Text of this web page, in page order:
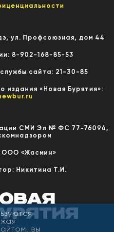
ул. Профсоюзная, дом 44
8-902-168-85-53
сайта: 21-30-85
издания «Новая Бурятия»:
СМИ Эл № ФС 77-76094,
ООО «Жасмин»
Никитина Т.И.
вы